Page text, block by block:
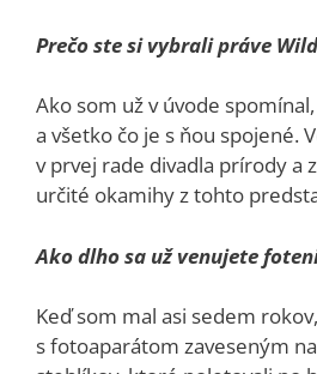
Prečo ste si vybrali práve
Ako som už v úvode
a všetko čo je s ňou spojené.
v prvej rade divadla prírody a
určité okamihy z tohto
Ako dlho sa už venujete
Keď som mal asi sedem
s fotoaparátom zaveseným